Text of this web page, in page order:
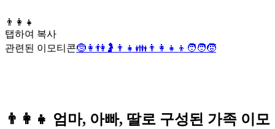
👨‍👩‍👧
탭하여 복사
관련된 이모티콘🤶 👩 👫 🤰 👨 👧 👪 👨‍👩‍👧‍👦 🧑‍🧑‍🧒
👨‍👩‍👧 엄마, 아빠, 딸로 구성된 가족 이모